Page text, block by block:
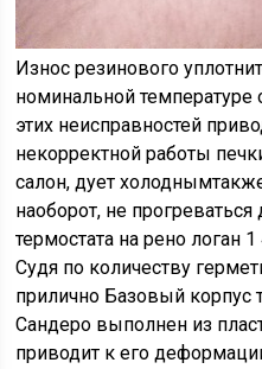
Износ резинового
номинальной температуре
этих неисправностей
некорректной работы
салон, дует
наоборот, не
термостата на рено логан
Судя по количеству
прилично Базовый корпус
Сандеро выполнен из
приводит к его